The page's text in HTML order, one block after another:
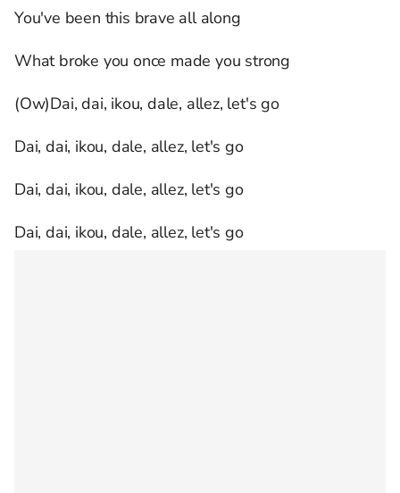
You've been this brave all along
What broke you once made you strong
(Ow)Dai, dai, ikou, dale, allez, let's go
Dai, dai, ikou, dale, allez, let's go
Dai, dai, ikou, dale, allez, let's go
Dai, dai, ikou, dale, allez, let's go